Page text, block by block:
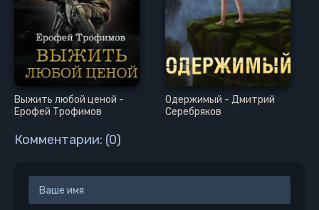
Выжить любой ценой -
Ерофей Трофимов
Одержимый - Дмитрий
Серебряков
Комментарии: (0)